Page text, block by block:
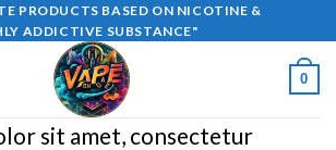
PRODUCTS BASED ON NICOTINE &
ADDICTIVE SUBSTANCE"
0
sit amet, consectetur